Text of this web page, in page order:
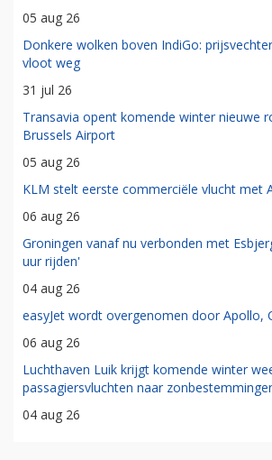
05 aug 26
Donkere wolken boven IndiGo:
vloot weg
31 jul 26
Transavia opent komende winter nieuwe
Brussels Airport
05 aug 26
KLM stelt eerste commerciële vlucht met
06 aug 26
Groningen vanaf nu verbonden met
uur rijden'
04 aug 26
easyJet wordt overgenomen door Apollo,
06 aug 26
Luchthaven Luik krijgt komende winter
passagiersvluchten naar
04 aug 26